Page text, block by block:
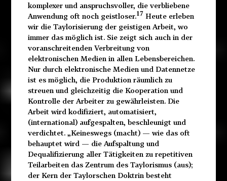
komplexer und anspruchsvoller, die verbliebene
Anwendung oft noch geistloser.17 Heute erleben
wir die Taylorisierung der geistigen Arbeit, wo
immer das möglich ist. Sie zeigt sich auch in der
voranschreitenden Verbreitung von
elektronischen Medien in allen Lebensbereichen.
Nur durch elektronische Medien und Datennetze
ist es möglich, die Produktion räumlich zu
streuen und gleichzeitig die Kooperation und
Kontrolle der Arbeiter zu gewährleisten. Die
Arbeit wird kodifiziert, automatisiert,
(international) aufgespalten, beschleunigt und
verdichtet. „Keineswegs (macht) — wie das oft
behauptet wird — die Aufspaltung und
Dequalifizierung aller Tätigkeiten zu repetitiven
Teilarbeiten das Zentrum des Taylorismus (aus);
der Kern der Taylorschen Doktrin besteht